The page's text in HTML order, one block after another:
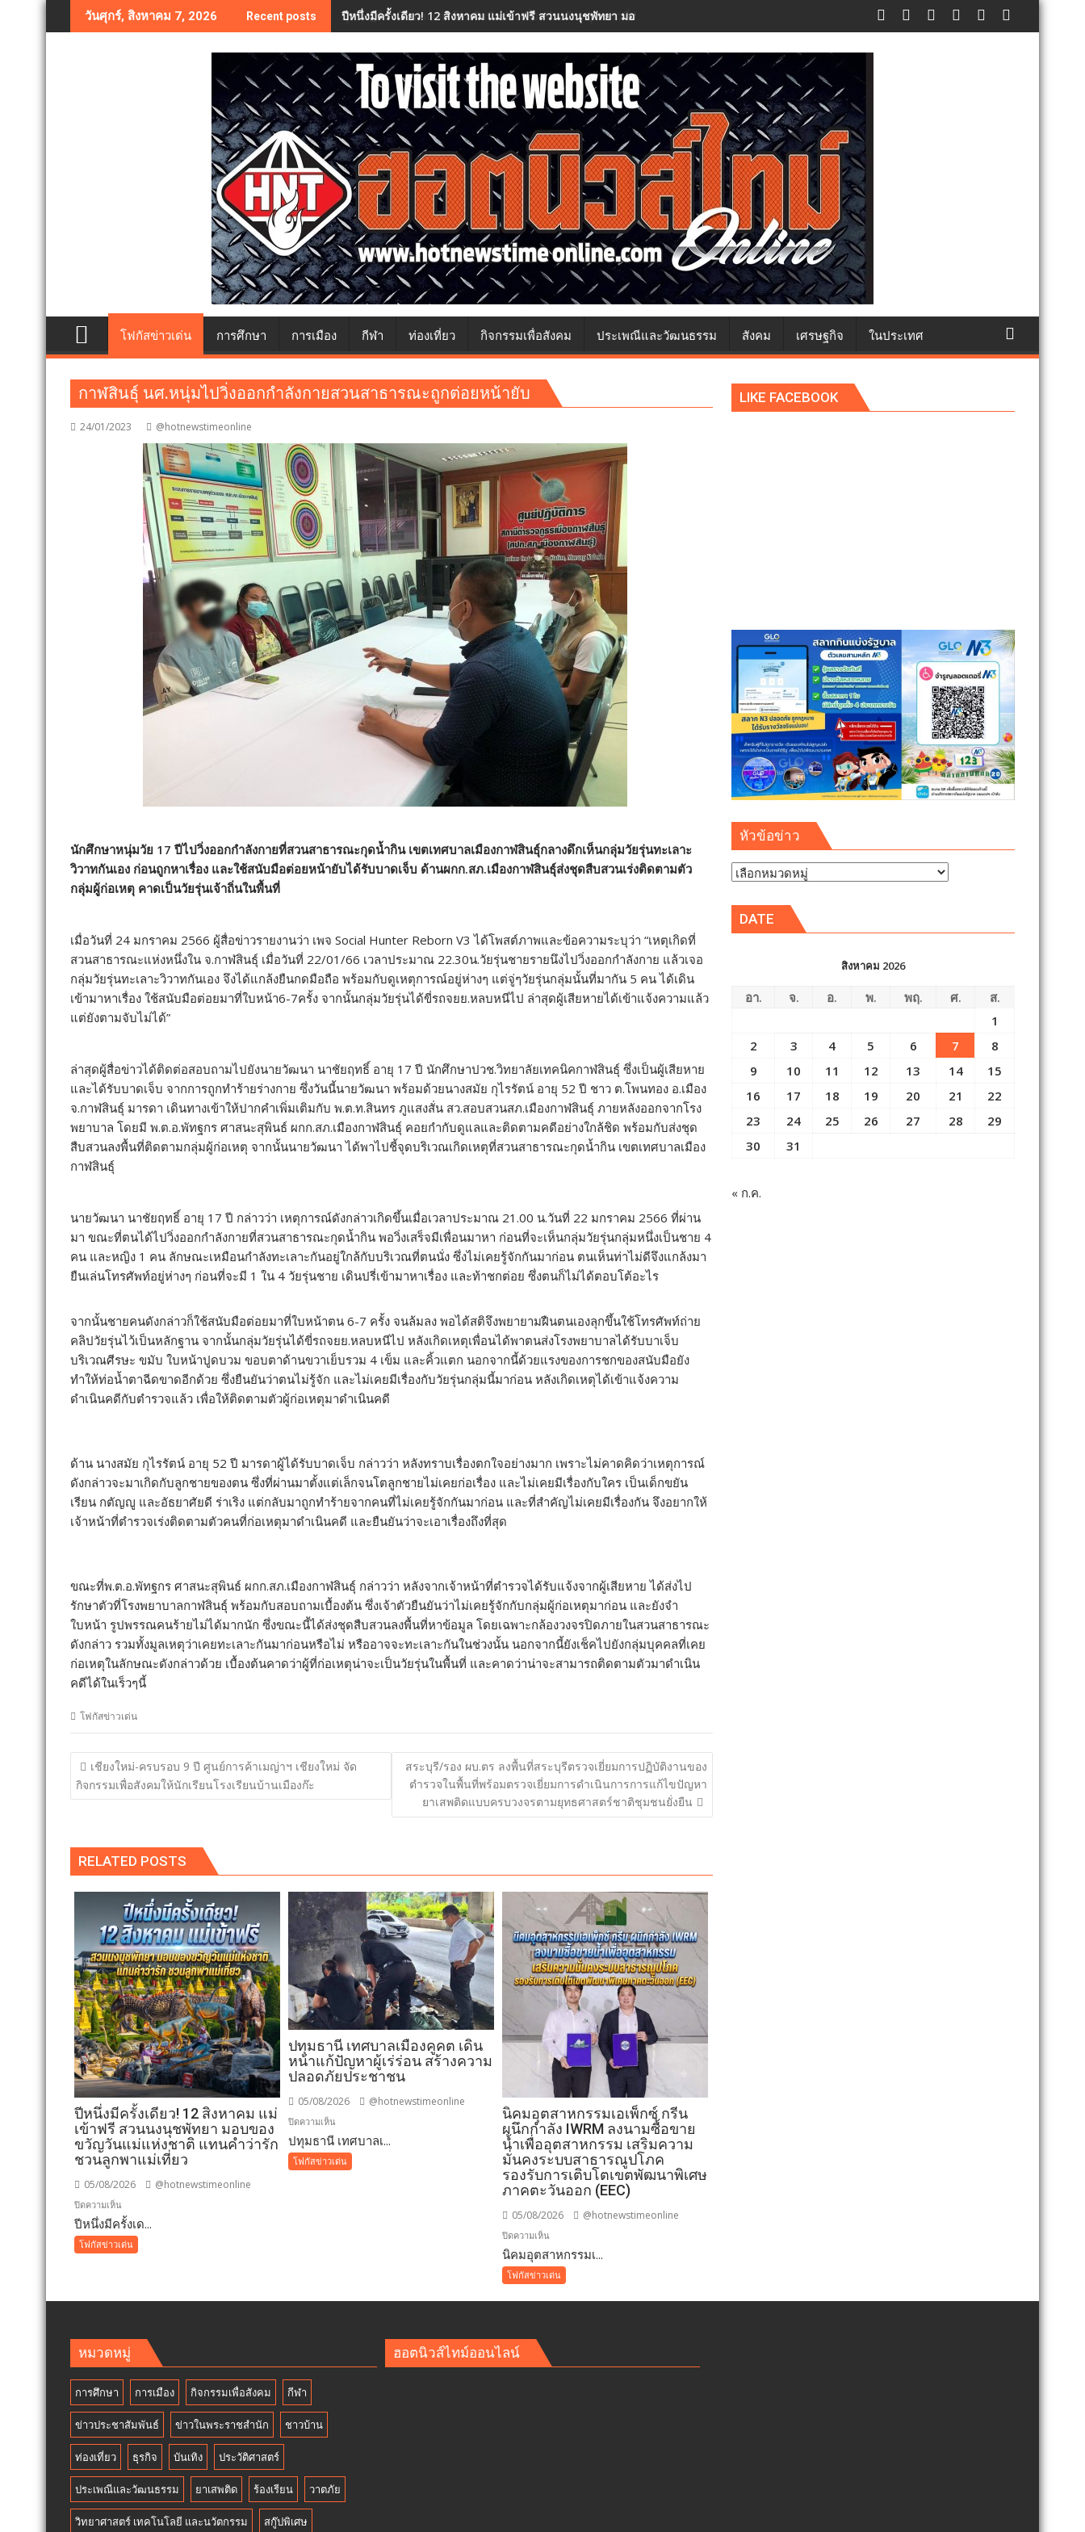
to
วันศุกร์, สิงหาคม 7, 2026 Recent posts ปีหนึ่งมีครั้งเดียว! 12 สิงหาคม แม่เข้าฟรี สวนนงนุชพัทยา มอบของขวัญวันแม่แห่งชาติ แทนคำว่ารัก ชวนลูกพาแม่เที่ยว
โฟกัสข่าวเด่น การศึกษา การเมือง กีฬา ท่องเที่ยว กิจกรรมเพื่อสังคม ประเพณีและวัฒนธรรม สังคม เศรษฐกิจ ในประเทศ
กาฬสินธุ์ นศ.หนุ่มไปวิ่งออกกำลังกายสวนสาธารณะถูกต่อยหน้ายับ
24/01/2023 @hotnewstimeonline
นักศึกษาหนุ่มวัย 17 ปีไปวิ่งออกกำลังกายที่สวนสาธารณะกุดน้ำกิน เขตเทศบาลเมืองกาฬสินธุ์กลางดึกเห็นกลุ่มวัยรุ่นทะเลาะ
วิวาทกันเอง ก่อนถูกหาเรื่อง และใช้สนับมือต่อยหน้ายับได้รับบาดเจ็บ ด้านผกก.สภ.เมืองกาฬสินธุ์ส่งชุดสืบสวนเร่งติดตามตัว
กลุ่มผู้ก่อเหตุ คาดเป็นวัยรุ่นเจ้าถิ่นในพื้นที่
เมื่อวันที่ 24 มกราคม 2566 ผู้สื่อข่าวรายงานว่า เพจ Social Hunter Reborn V3 ได้โพสต์ภาพและข้อความระบุว่า “เหตุเกิดที่
สวนสาธารณะแห่งหนึ่งใน จ.กาฬสินธุ์ เมื่อวันที่ 22/01/66 เวลาประมาณ 22.30น.วัยรุ่นชายรายนึงไปวิ่งออกกำลังกาย แล้วเจอ
กลุ่มวัยรุ่นทะเลาะวิวาทกันเอง จึงได้แกล้งยืนกดมือถือ พร้อมกับดูเหตุการณ์อยู่ห่างๆ แต่จู่ๆวัยรุ่นกลุ่มนั้นที่มากัน 5 คน ได้เดิน
เข้ามาหาเรื่อง ใช้สนับมือต่อยมาที่ใบหน้า6-7ครั้ง จากนั้นกลุ่มวัยรุ่นได้ขี่รถจยย.หลบหนีไป ล่าสุดผู้เสียหายได้เข้าแจ้งความแล้ว
แต่ยังตามจับไม่ได้”
ล่าสุดผู้สื่อข่าวได้ติดต่อสอบถามไปยังนายวัฒนา นาชัยฤทธิ์ อายุ 17 ปี นักศึกษาปวช.วิทยาลัยเทคนิคกาฬสินธุ์ ซึ่งเป็นผู้เสียหาย
และได้รับบาดเจ็บ จากการถูกทำร้ายร่างกาย ซึ่งวันนี้นายวัฒนา พร้อมด้วยนางสมัย กุไรรัตน์ อายุ 52 ปี ชาว ต.โพนทอง อ.เมือง
จ.กาฬสินธุ์ มารดา เดินทางเข้าให้ปากคำเพิ่มเติมกับ พ.ต.ท.สินทร ภูแสงสั่น สว.สอบสวนสภ.เมืองกาฬสินธุ์ ภายหลังออกจากโรง
พยาบาล โดยมี พ.ต.อ.พัทฐกร ศาสนะสุพินธ์ ผกก.สภ.เมืองกาฬสินธุ์ คอยกำกับดูแลและติดตามคดีอย่างใกล้ชิด พร้อมกับส่งชุด
สืบสวนลงพื้นที่ติดตามกลุ่มผู้ก่อเหตุ จากนั้นนายวัฒนา ได้พาไปชี้จุดบริเวณเกิดเหตุที่สวนสาธารณะกุดน้ำกิน เขตเทศบาลเมือง
กาฬสินธุ์
นายวัฒนา นาชัยฤทธิ์ อายุ 17 ปี กล่าวว่า เหตุการณ์ดังกล่าวเกิดขึ้นเมื่อเวลาประมาณ 21.00 น.วันที่ 22 มกราคม 2566 ที่ผ่าน
มา ขณะที่ตนได้ไปวิ่งออกกำลังกายที่สวนสาธารณะกุดน้ำกิน พอวิ่งเสร็จมีเพื่อนมาหา ก่อนที่จะเห็นกลุ่มวัยรุ่นกลุ่มหนึ่งเป็นชาย 4
คน และหญิง 1 คน ลักษณะเหมือนกำลังทะเลาะกันอยู่ใกล้กับบริเวณที่ตนนั่ง ซึ่งไม่เคยรู้จักกันมาก่อน ตนเห็นท่าไม่ดีจึงแกล้งมา
ยืนเล่นโทรศัพท์อยู่ห่างๆ ก่อนที่จะมี 1 ใน 4 วัยรุ่นชาย เดินปรี่เข้ามาหาเรื่อง และท้าชกต่อย ซึ่งตนก็ไม่ได้ตอบโต้อะไร
จากนั้นชายคนดังกล่าวก็ใช้สนับมือต่อยมาที่ใบหน้าตน 6-7 ครั้ง จนล้มลง พอได้สติจึงพยายามฝืนตนเองลุกขึ้นใช้โทรศัพท์ถ่าย
คลิปวัยรุ่นไว้เป็นหลักฐาน จากนั้นกลุ่มวัยรุ่นได้ขี่รถจยย.หลบหนีไป หลังเกิดเหตุเพื่อนได้พาตนส่งโรงพยาบาลได้รับบาเจ็บ
บริเวณศีรษะ ขมับ ใบหน้าปูดบวม ขอบตาด้านขวาเย็บรวม 4 เข็ม และคิ้วแตก นอกจากนี้ด้วยแรงของการชกของสนับมือยัง
ทำให้ท่อน้ำตาฉีดขาดอีกด้วย ซึ่งยืนยันว่าตนไม่รู้จัก และไม่เคยมีเรื่องกับวัยรุ่นกลุ่มนี้มาก่อน หลังเกิดเหตุได้เข้าแจ้งความ
ดำเนินคดีกับตำรวจแล้ว เพื่อให้ติดตามตัวผู้ก่อเหตุมาดำเนินคดี
ด้าน นางสมัย กุไรรัตน์ อายุ 52 ปี มารดาผู้ได้รับบาดเจ็บ กล่าวว่า หลังทราบเรื่องตกใจอย่างมาก เพราะไม่คาดคิดว่าเหตุการณ์
ดังกล่าวจะมาเกิดกับลูกชายของตน ซึ่งที่ผ่านมาตั้งแต่เล็กจนโตลูกชายไม่เคยก่อเรื่อง และไม่เคยมีเรื่องกับใคร เป็นเด็กขยัน
เรียน กตัญญู และอัธยาศัยดี ร่าเริง แต่กลับมาถูกทำร้ายจากคนที่ไม่เคยรู้จักกันมาก่อน และที่สำคัญไม่เคยมีเรื่องกัน จึงอยากให้
เจ้าหน้าที่ตำรวจเร่งติดตามตัวคนที่ก่อเหตุมาดำเนินคดี และยืนยันว่าจะเอาเรื่องถึงที่สุด
ขณะที่พ.ต.อ.พัทฐกร ศาสนะสุพินธ์ ผกก.สภ.เมืองกาฬสินธุ์ กล่าวว่า หลังจากเจ้าหน้าที่ตำรวจได้รับแจ้งจากผู้เสียหาย ได้ส่งไป
รักษาตัวที่โรงพยาบาลกาฬสินธุ์ พร้อมกับสอบถามเบื้องต้น ซึ่งเจ้าตัวยืนยันว่าไม่เคยรู้จักกับกลุ่มผู้ก่อเหตุมาก่อน และยังจำ
ใบหน้า รูปพรรณคนร้ายไม่ได้มากนัก ซึ่งขณะนี้ได้ส่งชุดสืบสวนลงพื้นที่หาข้อมูล โดยเฉพาะกล้องวงจรปิดภายในสวนสาธารณะ
ดังกล่าว รวมทั้งมูลเหตุว่าเคยทะเลาะกันมาก่อนหรือไม่ หรืออาจจะทะเลาะกันในช่วงนั้น นอกจากนี้ยังเช็คไปยังกลุ่มบุคคลที่เคย
ก่อเหตุในลักษณะดังกล่าวด้วย เบื้องต้นคาดว่าผู้ที่ก่อเหตุน่าจะเป็นวัยรุ่นในพื้นที่ และคาดว่าน่าจะสามารถติดตามตัวมาดำเนิน
คดีได้ในเร็วๆนี้
โฟกัสข่าวเด่น
แนะแนว
เรื่อง
เชียงใหม่-ครบรอบ 9 ปี ศูนย์การค้าเมญ่าฯ เชียงใหม่ จัด
กิจกรรมเพื่อสังคมให้นักเรียนโรงเรียนบ้านเมืองก๊ะ
สระบุรี/รอง ผบ.ตร ลงพื้นที่สระบุรีตรวจเยี่ยมการปฏิบัติงานของ
ตำรวจในพื้นที่พร้อมตรวจเยี่ยมการดำเนินการการแก้ไขปัญหา
ยาเสพติดแบบครบวงจรตามยุทธศาสตร์ชาติชุมชนยั่งยืน
RELATED POSTS
ปีหนึ่งมีครั้งเดียว! 12 สิงหาคม แม่
เข้าฟรี สวนนงนุชพัทยา มอบของ
ขวัญวันแม่แห่งชาติ แทนคำว่ารัก
ชวนลูกพาแม่เที่ยว
05/08/2026 @hotnewstimeonline
ปิดความเห็น
ปี
หนึ่ง
มี
แม่
เข้า
ฟรี
สวน
นงนุช
พัทยา
มอบ
ของ
ขวัญ
วัน
แม่
ปีหนึ่งมีครั้งเด...
โฟกัสข่าวเด่น
ปทุมธานี เทศบาลเมืองคูคต เดิน
หน้าแก้ปัญหาผู้เร่ร่อน สร้างความ
ปลอดภัยประชาชน
05/08/2026 @hotnewstimeonline
ปิดความเห็น
ปทุมธานี
เทศบาล
เมือง
เร่ร่อน
ประชาชน
ปทุมธานี เทศบาลเ...
โฟกัสข่าวเด่น
นิคมอุตสาหกรรมเอเพ็กซ์ กรีน
ผนึกกำลัง IWRM ลงนามซื้อขาย
น้ำเพื่ออุตสาหกรรม เสริมความ
มั่นคงระบบสาธารณูปโภค
รองรับการเติบโตเขตพัฒนาพิเศษ
ภาคตะวันออก (EEC)
05/08/2026 @hotnewstimeonline
ปิดความเห็น
นิคม
อุตสาหกรรม
กรีน
​นิคมอุตสาหกรรมเ...
โฟกัสข่าวเด่น
LIKE FACEBOOK
หัวข้อข่าว
หัวข้อ
DATE
สิงหาคม 2026
อา. จ. อ. พ. พฤ. ศ.
ส.
1
2
3 4 5 6 7
8
9
10 11 12 13 14
15
16
17 18 19 20 21
22
23
24 25 26 27 28
29
30
31
« ก.ค.
หมวดหมู่
การศึกษา การเมือง กิจกรรมเพื่อสังคม กีฬา
ข่าวประชาสัมพันธ์ ข่าวในพระราชสำนัก ชาวบ้าน
ท่องเที่ยว ธุรกิจ บันเทิง ประวัติศาสตร์
ประเพณีและวัฒนธรรม ยาเสพติด ร้องเรียน วาตภัย
วิทยาศาสตร์ เทคโนโลยี และนวัตกรรม สกู๊ปพิเศษ
ฮอตนิวส์ไทม์ออนไลน์